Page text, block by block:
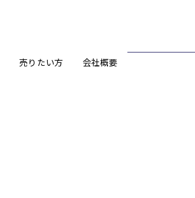
売りたい方 会社概要